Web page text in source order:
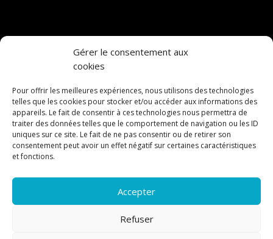
Gérer le consentement aux
cookies
Pour offrir les meilleures expériences, nous utilisons des technologies
telles que les cookies pour stocker et/ou accéder aux informations des
appareils. Le fait de consentir à ces technologies nous permettra de
traiter des données telles que le comportement de navigation ou les ID
uniques sur ce site. Le fait de ne pas consentir ou de retirer son
consentement peut avoir un effet négatif sur certaines caractéristiques
et fonctions.
Accepter
Refuser
Chemin de l’Esparcette 5
1023 Crissier, Suisse
+41 21 646 35 35